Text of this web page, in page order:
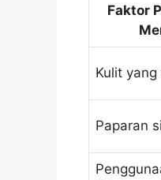
Faktor
Kulit
Paparan